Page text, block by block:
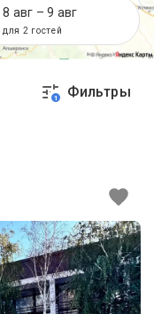
8 авг – 9 авг
для 2 гостей
1 Фильтры